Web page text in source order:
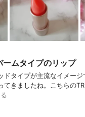
ームタイプのリップ
ドタイプが主流なイメー
てきましたね。こちらの